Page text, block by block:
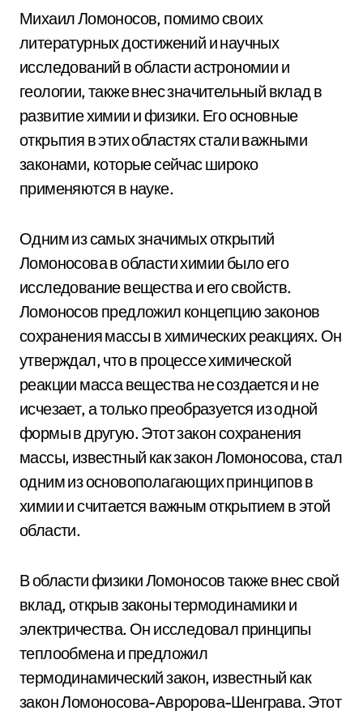
Михаил Ломоносов, помимо своих
литературных достижений и научных
исследований в области астрономии и
геологии, также внес значительный вклад в
развитие химии и физики. Его основные
открытия в этих областях стали важными
законами, которые сейчас широко
применяются в науке.
Одним из самых значимых открытий
Ломоносова в области химии было его
исследование вещества и его свойств.
Ломоносов предложил концепцию законов
сохранения массы в химических реакциях. Он
утверждал, что в процессе химической
реакции масса вещества не создается и не
исчезает, а только преобразуется из одной
формы в другую. Этот закон сохранения
массы, известный как закон Ломоносова, стал
одним из основополагающих принципов в
химии и считается важным открытием в этой
области.
В области физики Ломоносов также внес свой
вклад, открыв законы термодинамики и
электричества. Он исследовал принципы
теплообмена и предложил
термодинамический закон, известный как
закон Ломоносова-Авророва-Шенграва. Этот